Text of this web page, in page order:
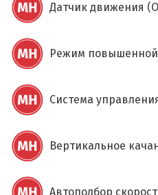
Датчик движения
Режим повышенной
Система
Вертикальное
Автоподбор